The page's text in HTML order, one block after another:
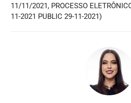
11/11/2021, PROCESSO
11-2021 PUBLIC 29-11-2021)